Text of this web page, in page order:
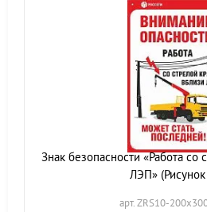
Знак безопасности «Работа со
ЛЭП»
арт. ZRS10-